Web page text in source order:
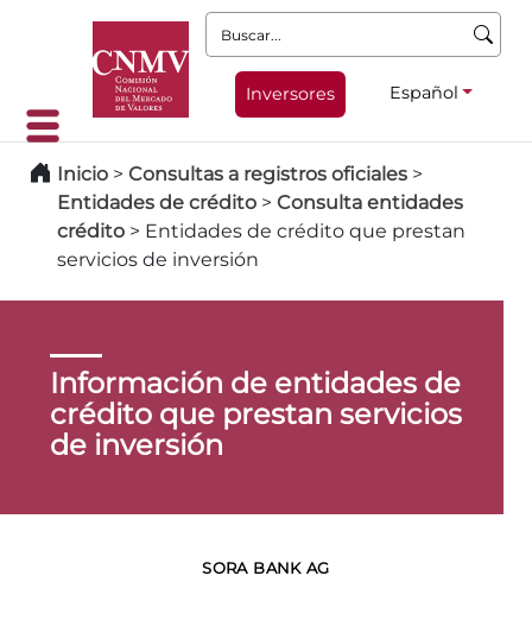
Buscar:
Inversores Español
Inicio > Consultas a registros oficiales >
Entidades de crédito > Consulta entidades
crédito > Entidades de crédito que prestan
servicios de inversión
Información de entidades de
crédito que prestan servicios
de inversión
SORA BANK AG